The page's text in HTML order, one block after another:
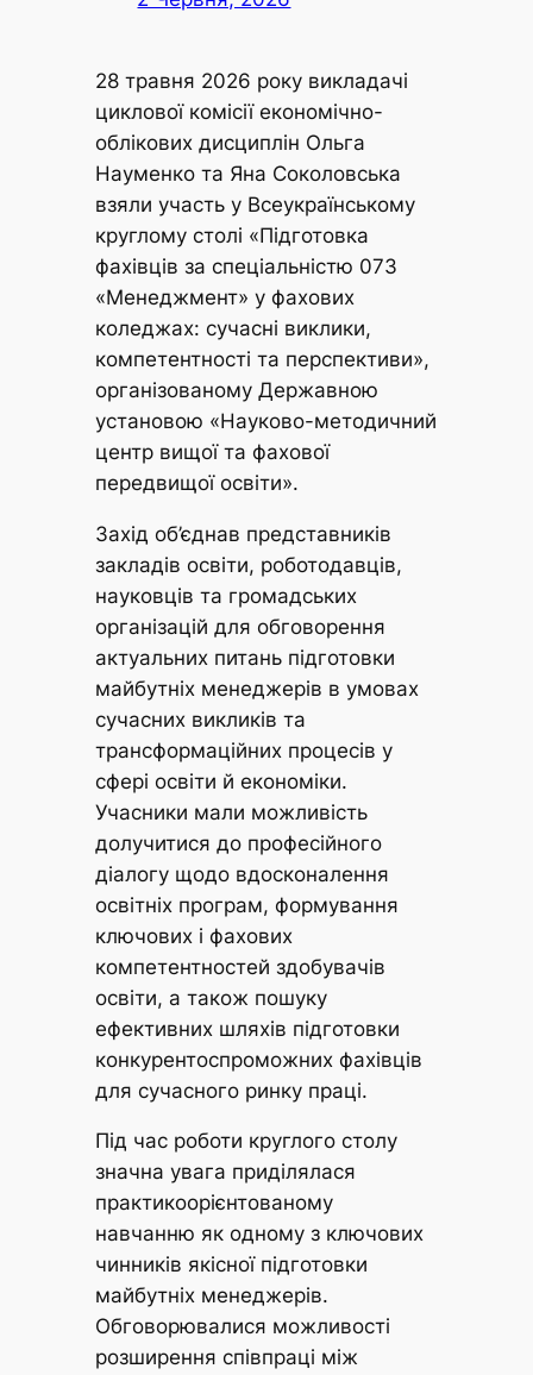
28 травня 2026 року викладачі
циклової комісії економічно-
облікових дисциплін Ольга
Науменко та Яна Соколовська
взяли участь у Всеукраїнському
круглому столі «Підготовка
фахівців за спеціальністю 073
«Менеджмент» у фахових
коледжах: сучасні виклики,
компетентності та перспективи»,
організованому Державною
установою «Науково-методичний
центр вищої та фахової
передвищої освіти».
Захід об’єднав представників
закладів освіти, роботодавців,
науковців та громадських
організацій для обговорення
актуальних питань підготовки
майбутніх менеджерів в умовах
сучасних викликів та
трансформаційних процесів у
сфері освіти й економіки.
Учасники мали можливість
долучитися до професійного
діалогу щодо вдосконалення
освітніх програм, формування
ключових і фахових
компетентностей здобувачів
освіти, а також пошуку
ефективних шляхів підготовки
конкурентоспроможних фахівців
для сучасного ринку праці.
Під час роботи круглого столу
значна увага приділялася
практикоорієнтованому
навчанню як одному з ключових
чинників якісної підготовки
майбутніх менеджерів.
Обговорювалися можливості
розширення співпраці між